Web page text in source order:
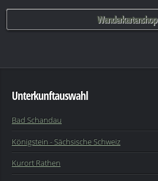
Wanderkartenshop
Unterkunftauswahl
Bad Schandau
Königstein - Sächsische Schweiz
Kurort Rathen